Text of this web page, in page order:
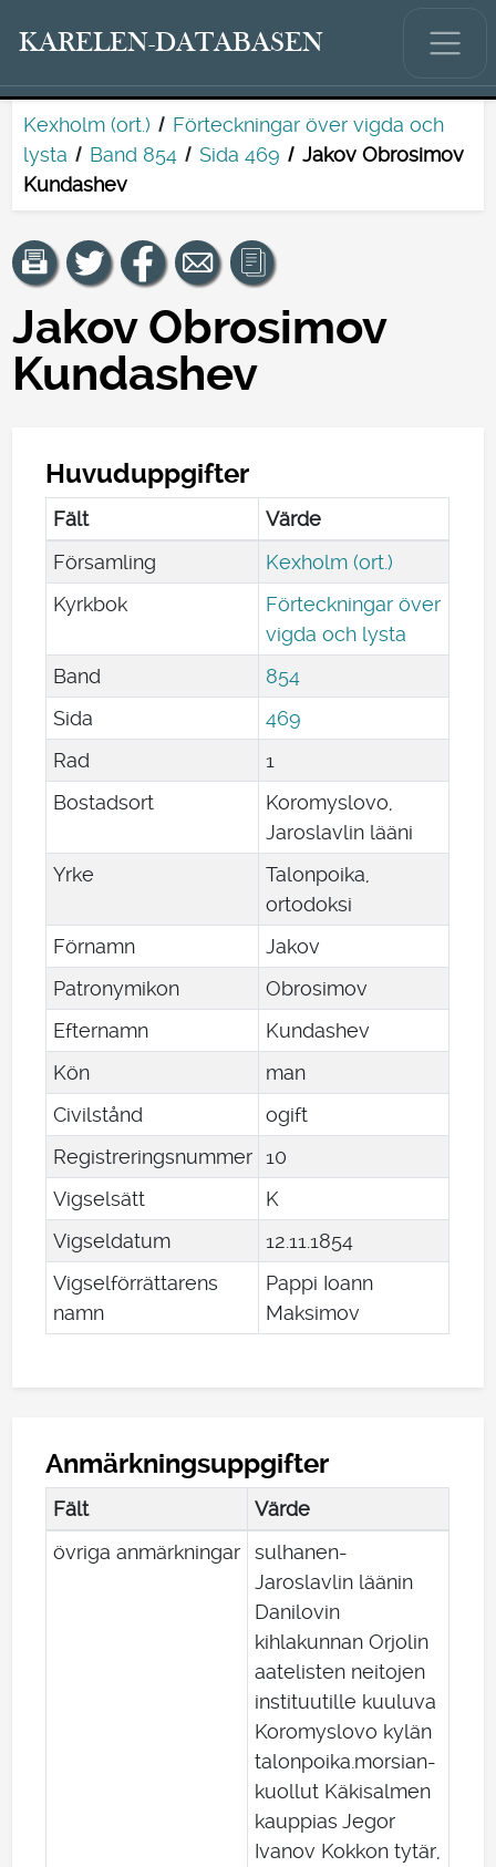
KARELEN-DATABASEN
Kexholm (ort.)
Förteckningar över vigda och
lysta
Band 854 Sida 469
Jakov Obrosimov
Kundashev
Jakov Obrosimov
Kundashev
Huvuduppgifter
Fält
Värde
Församling
Kexholm (ort.)
Kyrkbok
Förteckningar över
vigda och lysta
Band
854
Sida
469
Rad
1
Bostadsort
Koromyslovo,
Jaroslavlin lääni
Yrke
Talonpoika,
ortodoksi
Förnamn
Jakov
Patronymikon
Obrosimov
Efternamn
Kundashev
Kön
man
Civilstånd
ogift
Registreringsnummer 10
Vigselsätt
K
Vigseldatum
1211 1854
Vigselförrättarens
namn
Pappi Ioann
Maksimov
Anmärkningsuppgifter
Fält
Värde
övriga anmärkningar
sulhanen-
Jaroslavlin läänin
Danilovin
kihlakunnan Orjolin
aatelisten neitojen
instituutille kuuluva
Koromyslovo kylän
talonpoika.morsian-
kuollut Käkisalmen
kauppias Jegor
Ivanov Kokkon tytär,